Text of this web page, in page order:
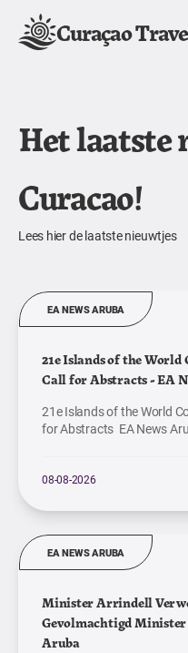
Curaçao
Het laatste
Curacao!
Lees hier de laatste nieuwtjes
EA NEWS ARUBA
21e Islands of the World
Call for Abstracts - EA
21e Islands of the World
for Abstracts EA News
08-08-2026
EA NEWS ARUBA
Minister Arrindell
Gevolmachtigd Minister
Aruba